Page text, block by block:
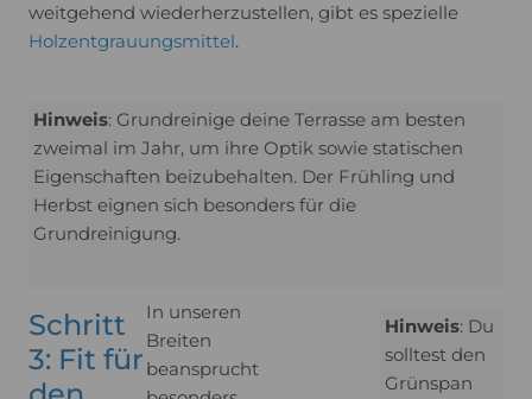
weitgehend wiederherzustellen, gibt es spezielle
Holzentgrauungsmittel.
Hinweis: Grundreinige deine Terrasse am besten
zweimal im Jahr, um ihre Optik sowie statischen
Eigenschaften beizubehalten. Der Frühling und
Herbst eignen sich besonders für die
Grundreinigung.
Schritt
3: Fit für
In unseren
Breiten
beansprucht
Hinweis: Du
solltest den
Grünspan